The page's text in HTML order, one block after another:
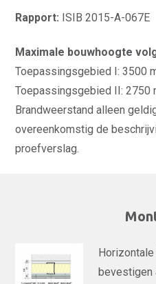
Rapport: ISIB 2015-A-067E
Maximale bouwhoogte
Toepassingsgebied I: 3500
Toepassingsgebied II: 2750
Brandweerstand alleen
overeenkomstig de
proefverslag.
bevestigen